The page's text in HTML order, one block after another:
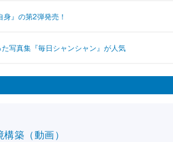
音楽
ペット
その他
』の第2弾発売！
写真集『毎日シャンシャン』が人気
築（動画）